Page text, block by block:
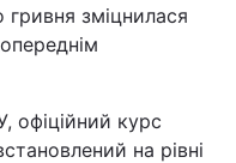
гривня зміцнилася
офіційний курс
на рівні